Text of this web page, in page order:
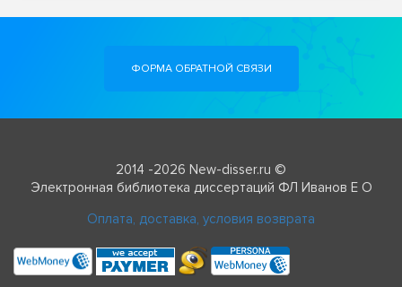
ФОРМА ОБРАТНОЙ СВЯЗИ
2014 -2026 New-disser.ru ©
Электронная библиотека диссертаций ФЛ Иванов Е О
Оплата, доставка, условия возврата